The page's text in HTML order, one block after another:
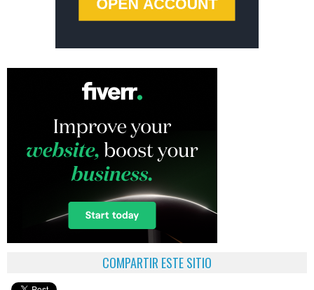
COMPARTIR ESTE SITIO